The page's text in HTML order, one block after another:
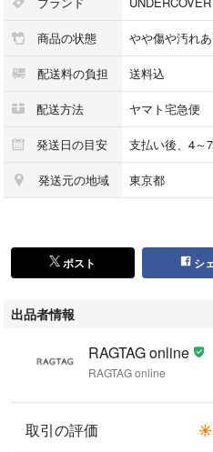
すが、ずれが生じ欠品となる場合も
【商品コード】3301126Y0122
【コンディションについて】
商品の状態を下記の基準で表示して
内容をよくご確認ください。
・新品同様…新品または新品同様の
・A…汚れやダメージがない、また
・C…着用感があり、汚れやダメージ
・D…汚れやダメージが目立つもの
商品以外に付属している袋や靴の箱
また、汚れや破れ等の記載もしてお
※新品同様では、裾上げ等お直しが
#RAGTAGonline
商品の状態 やや傷や汚れあ
配送料の負担 送料込
配送方法 ヤマト宅急便
発送日の目安 支払い後、4～
発送元の地域 東京都
ポスト シ
出品者情報
RAGTAG online
RAGTAG online
取引の評価